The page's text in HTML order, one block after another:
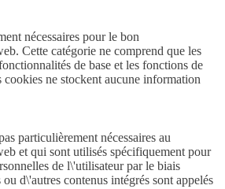
nécessaires pour le bon
Cette catégorie ne comprend que les
de base et les fonctions de
cookies ne stockent aucune information
particulièrement nécessaires au
et qui sont utilisés spécifiquement pour
de l\'utilisateur par le biais
d\'autres contenus intégrés sont appelés